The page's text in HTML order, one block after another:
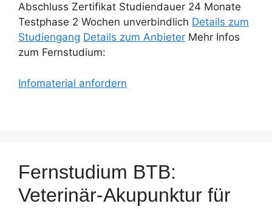
Abschluss Zertifikat Studiendauer 24 Monate
Testphase 2 Wochen unverbindlich Details zum
Studiengang Details zum Anbieter Mehr Infos
zum Fernstudium:
Infomaterial anfordern
Fernstudium BTB:
Veterinär-Akupunktur für